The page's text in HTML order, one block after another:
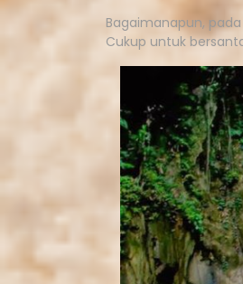
Bagaimanapun,
Cukup untuk